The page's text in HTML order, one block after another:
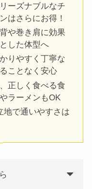
ーズナブルなチ
はさらにお得！
や巻き肩に効果
した体型へ
りやすく丁寧な
ことなく安心
正しく食べる食
ラーメンもOK
地で通いやすさは